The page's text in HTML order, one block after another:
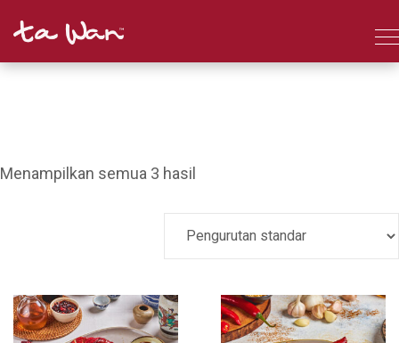
Menampilkan semua 3 hasil